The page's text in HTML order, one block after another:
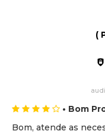
(
• Bom
Bom, atende as